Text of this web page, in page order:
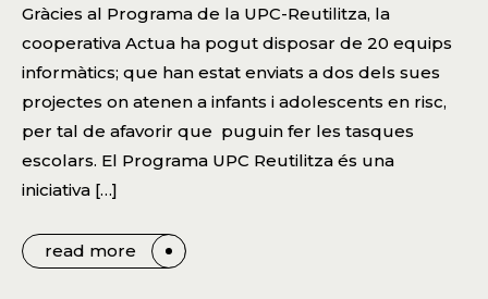
Gràcies al Programa de la UPC-Reutilitza, la
cooperativa Actua ha pogut disposar de 20 equips
informàtics; que han estat enviats a dos dels sues
projectes on atenen a infants i adolescents en risc,
per tal de afavorir que puguin fer les tasques
escolars. El Programa UPC Reutilitza és una
iniciativa […]
read more